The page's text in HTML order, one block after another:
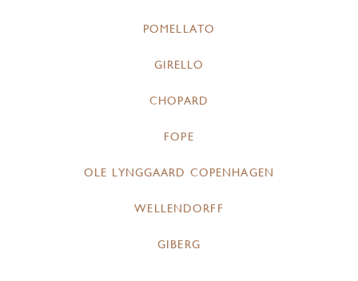
POMELLATO
GIRELLO
CHOPARD
FOPE
OLE LYNGGAARD COPENHAGEN
WELLENDORFF
GIBERG